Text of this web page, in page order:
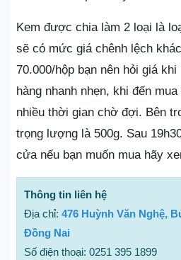
Kem được chia làm 2 loại là
sẽ có mức giá chênh lệch
70.000/hộp bạn nên hỏi giá
hàng nhanh nhẹn, khi đến
nhiều thời gian chờ đợi. Bên
trọng lượng là 500g. Sau
cửa nếu bạn muốn mua hãy
Thông tin liên hệ
Địa chỉ: 476 Huỳnh Văn Nghệ,
Đồng Nai
Số điện thoại: 0251 395 1899